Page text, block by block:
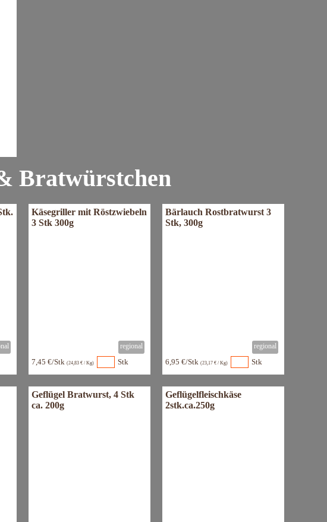
Bratwürstchen
Käsegriller mit Röstzwiebeln
3 Stk 300g
7,45 €/Stk (24,83 € / Kg) Stk
Bärlauch Rostbratwurst 3
Stk, 300g
6,95 €/Stk (23,17 € / Kg) Stk
Geflügel Bratwurst, 4 Stk
ca. 200g
Geflügelfleischkäse
2stk.ca.250g